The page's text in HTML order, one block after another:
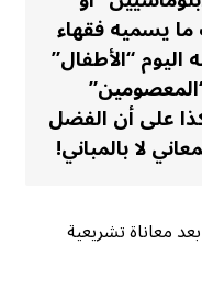
يسميه فقهاء
“الأطفال”
على أن الفضل
لا بالمباني!
معاناة تشريعية